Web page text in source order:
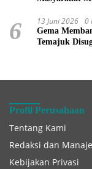
6 13 Juni 2026 0
Gema
Temajuk
Profil Perusahaan
Tentang Kami
Redaksi dan
Kebijakan Privasi